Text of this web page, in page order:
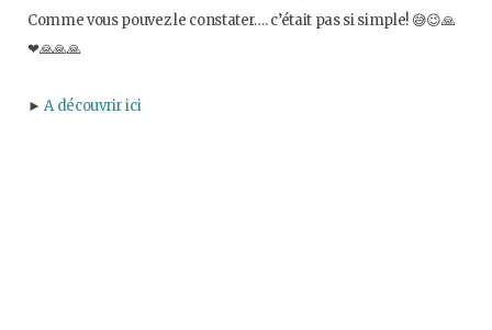
k a
Comme vous pouvez le constater…. c’était pas si simple! 😅😉🙏
❤🙏🙏🙏
►A découvrir ici